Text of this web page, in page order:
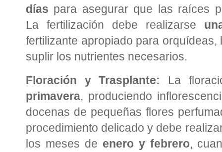
días para asegurar que las raíces
La fertilización debe realizarse
fertilizante apropiado para
suplir los nutrientes necesarios.
Floración y Trasplante: La
primavera, produciendo
docenas de pequeñas flores
procedimiento delicado y debe
los meses de enero y febrero,